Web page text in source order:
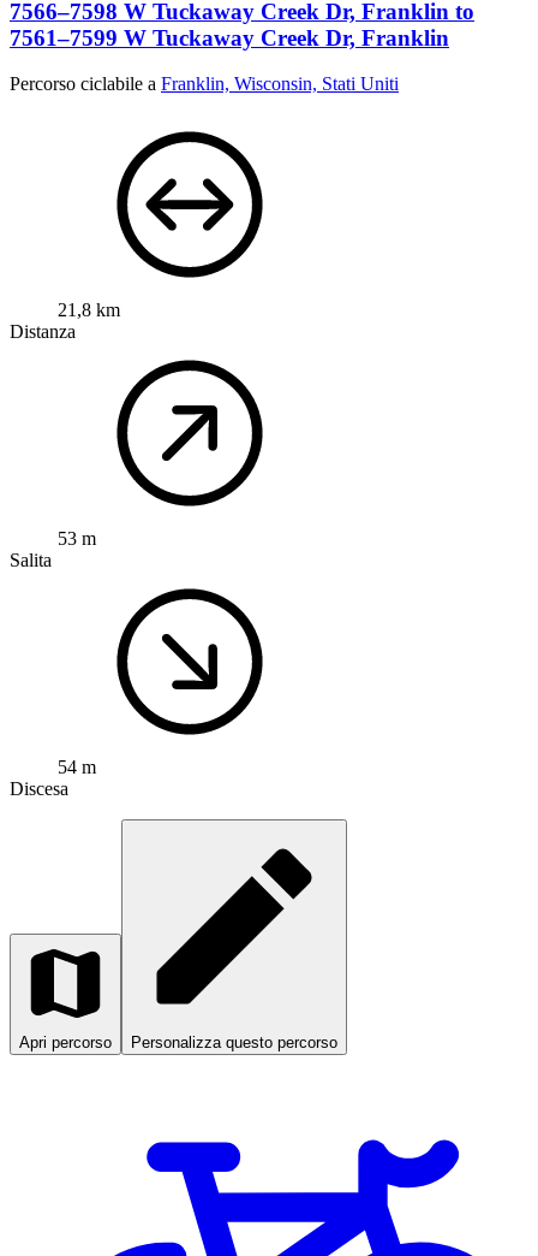
7566–7598 W Tuckaway Creek Dr, Franklin to
7561–7599 W Tuckaway Creek Dr, Franklin
Percorso ciclabile a Franklin, Wisconsin, Stati Uniti
21,8 km
Distanza
53 m
Salita
54 m
Discesa
Apri percorso Personalizza questo percorso